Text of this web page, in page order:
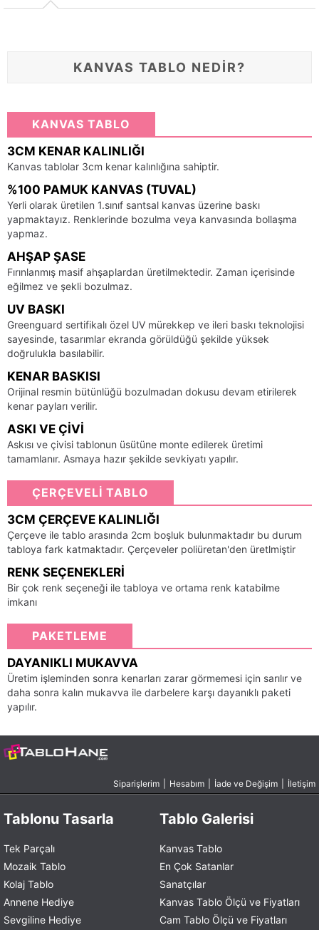
KANVAS TABLO NEDİR?
KANVAS TABLO
3CM KENAR KALINLIĞI
Kanvas tablolar 3cm kenar kalınlığına sahiptir.
%100 PAMUK KANVAS (TUVAL)
Yerli olarak üretilen 1.sınıf santsal kanvas üzerine baskı
yapmaktayız. Renklerinde bozulma veya kanvasında bollaşma
yapmaz.
AHŞAP ŞASE
Fırınlanmış masif ahşaplardan üretilmektedir. Zaman içerisinde
eğilmez ve şekli bozulmaz.
UV BASKI
Greenguard sertifikalı özel UV mürekkep ve ileri baskı teknolojisi
sayesinde, tasarımlar ekranda görüldüğü şekilde yüksek
doğrulukla basılabilir.
KENAR BASKISI
Orijinal resmin bütünlüğü bozulmadan dokusu devam etirilerek
kenar payları verilir.
ASKI VE ÇIVI
Askısı ve çivisi tablonun üsütüne monte edilerek üretimi
tamamlanır. Asmaya hazır şekilde sevkiyatı yapılır.
ÇERÇEVELİ TABLO
3CM ÇERÇEVE KALINLIĞI
Çerçeve ile tablo arasında 2cm boşluk bulunmaktadır bu durum
tabloya fark katmaktadır. Çerçeveler poliüretan'den üretlmiştir
RENK SEÇENEKLERI
Bir çok renk seçeneği ile tabloya ve ortama renk katabilme
imkanı
PAKETLEME
DAYANIKLI MUKAVVA
Üretim işleminden sonra kenarları zarar görmemesi için sarılır ve
daha sonra kalın mukavva ile darbelere karşı dayanıklı paketi
yapılır.
Siparişlerim Hesabım İade ve Değişim İletişim
Tablonu Tasarla
Tek Parçalı
Mozaik Tablo
Kolaj Tablo
Annene Hediye
Sevgiline Hediye
Tablo Galerisi
Kanvas Tablo
En Çok Satanlar
Sanatçılar
Kanvas Tablo Ölçü ve Fiyatları
Cam Tablo Ölçü ve Fiyatları